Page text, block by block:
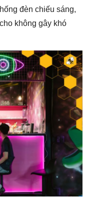
đèn chiếu sáng,
không gây khó